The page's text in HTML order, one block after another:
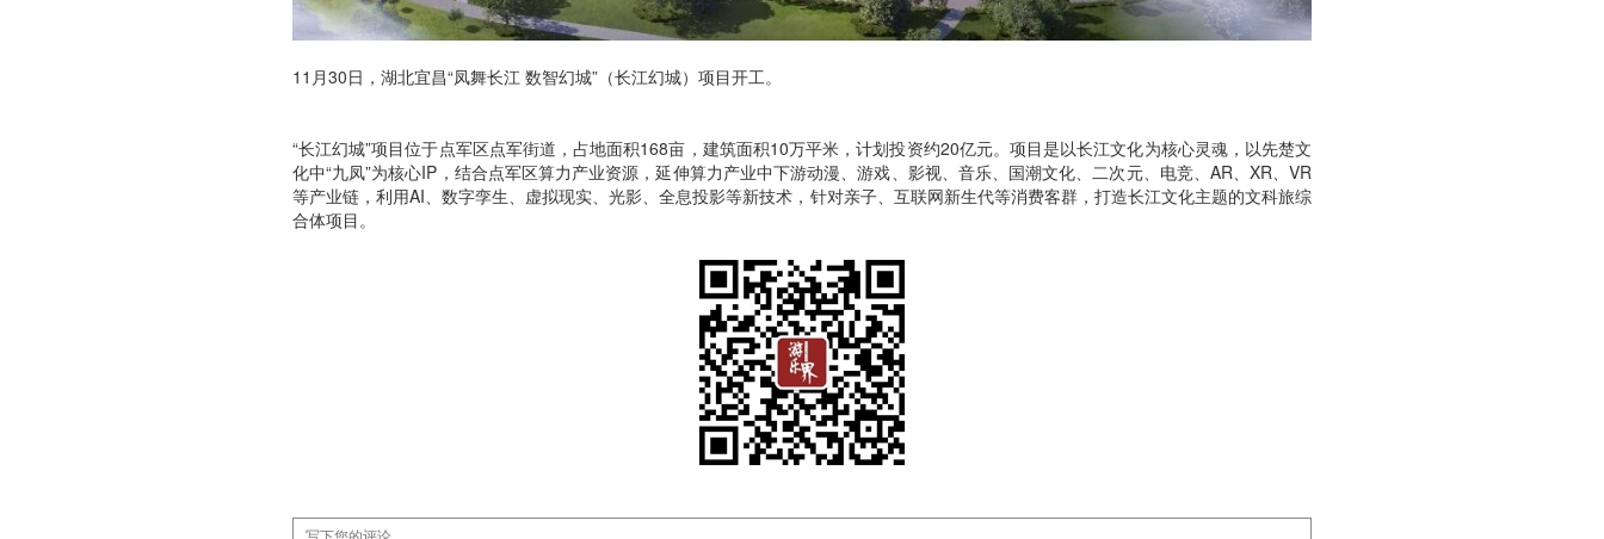
11月30日，湖北宜昌“凤舞长江 数智幻城”（长江幻城）项目开工。
“长江幻城”项目位于点军区点军街道，占地面积168亩，建筑面积10万平米，计划投资约20亿元。项目是以长江文化为核心灵魂，以先楚文
化中“九凤”为核心IP，结合点军区算力产业资源，延伸算力产业中下游动漫、游戏、影视、音乐、国潮文化、二次元、电竞、AR、XR、VR
等产业链，利用AI、数字孪生、虚拟现实、光影、全息投影等新技术，针对亲子、互联网新生代等消费客群，打造长江文化主题的文科旅综
合体项目。